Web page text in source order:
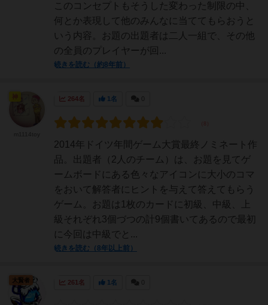
このコンセプトもそうした変わった制限の中、
何とか表現して他のみんなに当ててもらおうと
いう内容。お題の出題者は二人一組で、その他
の全員のプレイヤーが回...
続きを読む（約8年前）
264名 1名
2014年ドイツ年間ゲーム大賞最終ノミネート作
品。出題者（2人のチーム）は、お題を見てゲ
ームボードにある色々なアイコンに大小のコマ
をおいて解答者にヒントを与えて答えてもらう
ゲーム。お題は1枚のカードに初級、中級、上
級それぞれ3個づつの計9個書いてあるので最初
に今回は中級でと...
続きを読む（8年以上前）
神
261名 1名
大賢者